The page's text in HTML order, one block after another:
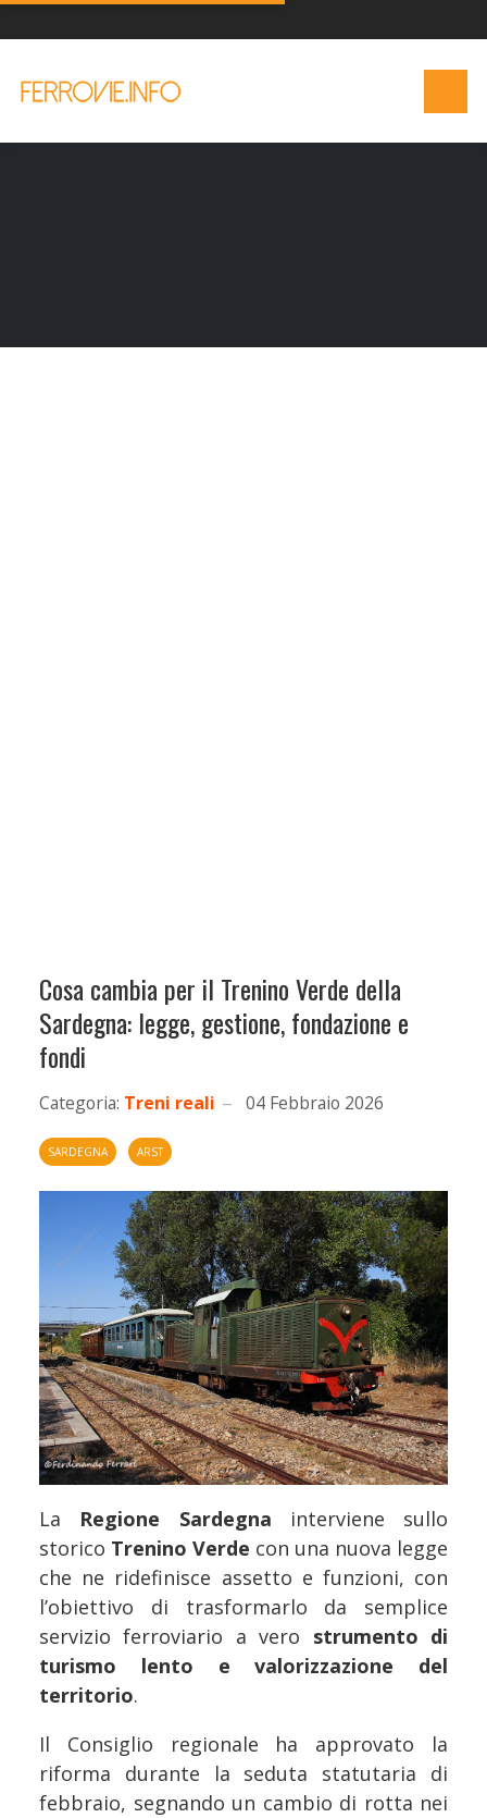
Cosa cambia per il Trenino Verde della
Sardegna: legge, gestione, fondazione e
fondi
Categoria: Treni reali 04 Febbraio 2026
SARDEGNA ARST
La Regione Sardegna interviene sullo
storico Trenino Verde con una nuova legge
che ne ridefinisce assetto e funzioni, con
l’obiettivo di trasformarlo da semplice
servizio ferroviario a vero strumento di
turismo lento e valorizzazione del
territorio.
Il Consiglio regionale ha approvato la
riforma durante la seduta statutaria di
febbraio, segnando un cambio di rotta nei